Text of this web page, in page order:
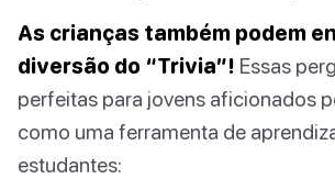
As crianças também podem
diversão do “Trivia”! Essas
perfeitas para jovens aficionados
como uma ferramenta de
estudantes: